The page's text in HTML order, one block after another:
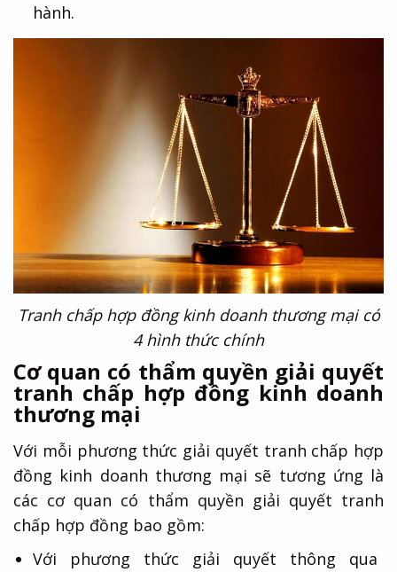
hành.
Tranh chấp hợp đồng kinh doanh thương mại có
4 hình thức chính
Cơ quan có thẩm quyền giải quyết
tranh chấp hợp đồng kinh doanh
thương mại
Với mỗi phương thức giải quyết tranh chấp hợp
đồng kinh doanh thương mại sẽ tương ứng là
các cơ quan có thẩm quyền giải quyết tranh
chấp hợp đồng bao gồm:
Với phương thức giải quyết thông qua